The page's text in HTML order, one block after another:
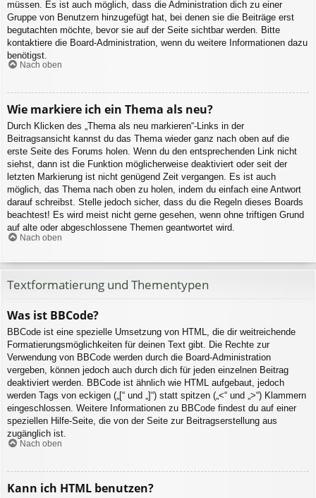
müssen. Es ist auch möglich, dass die Administration dich zu einer
Gruppe von Benutzern hinzugefügt hat, bei denen sie die Beiträge erst
begutachten möchte, bevor sie auf der Seite sichtbar werden. Bitte
kontaktiere die Board-Administration, wenn du weitere Informationen dazu
benötigst.
Nach oben
Wie markiere ich ein Thema als neu?
Durch Klicken des „Thema als neu markieren“-Links in der
Beitragsansicht kannst du das Thema wieder ganz nach oben auf die
erste Seite des Forums holen. Wenn du den entsprechenden Link nicht
siehst, dann ist die Funktion möglicherweise deaktiviert oder seit der
letzten Markierung ist nicht genügend Zeit vergangen. Es ist auch
möglich, das Thema nach oben zu holen, indem du einfach eine Antwort
darauf schreibst. Stelle jedoch sicher, dass du die Regeln dieses Boards
beachtest! Es wird meist nicht gerne gesehen, wenn ohne triftigen Grund
auf alte oder abgeschlossene Themen geantwortet wird.
Nach oben
Textformatierung und Thementypen
Was ist BBCode?
BBCode ist eine spezielle Umsetzung von HTML, die dir weitreichende
Formatierungsmöglichkeiten für deinen Text gibt. Die Rechte zur
Verwendung von BBCode werden durch die Board-Administration
vergeben, können jedoch auch durch dich für jeden einzelnen Beitrag
deaktiviert werden. BBCode ist ähnlich wie HTML aufgebaut, jedoch
werden Tags von eckigen („[“ und „]“) statt spitzen („<“ und „>“) Klammern
eingeschlossen. Weitere Informationen zu BBCode findest du auf einer
speziellen Hilfe-Seite, die von der Seite zur Beitragserstellung aus
zugänglich ist.
Nach oben
Kann ich HTML benutzen?